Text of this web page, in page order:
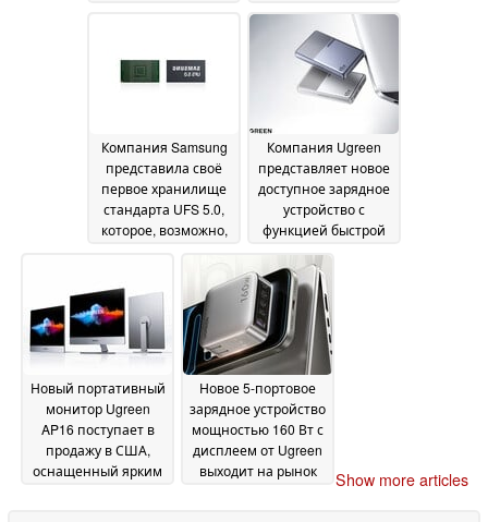
Компания Samsung
представила своё
первое хранилище
стандарта UFS 5.0,
которое, возможно,
S27»23 June 2026
Компания Ugreen
представляет новое
доступное зарядное
устройство с
функцией быстрой
зарядки мощностью
65 Вт и тонким
корпусом20 June 2026
Новый портативный
монитор Ugreen
AP16 поступает в
продажу в США,
оснащенный ярким
Новое 5-портовое
зарядное устройство
мощностью 160 Вт с
дисплеем от Ugreen
выходит на рынок
Show more articles